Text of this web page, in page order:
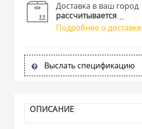
Доставка в ваш город
рассчитывается
Подробнее о доставке
Выслать спецификацию
ОПИСАНИЕ